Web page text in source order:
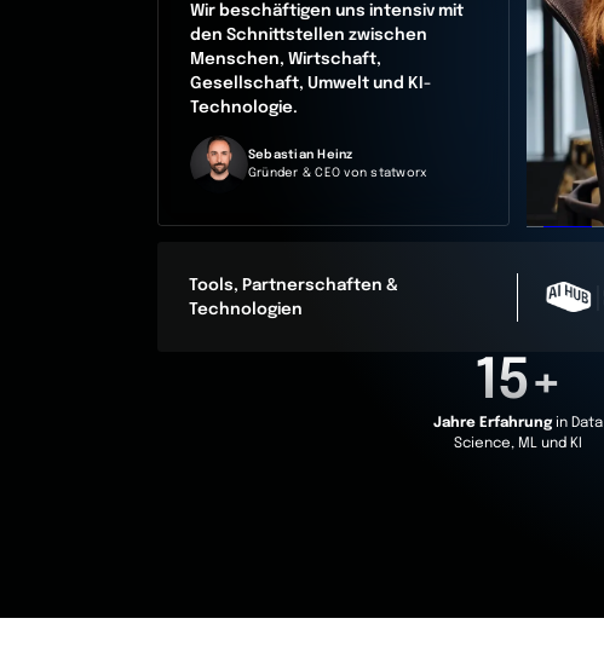
Wir beschäftigen uns intensiv mit
den Schnittstellen zwischen
Menschen, Wirtschaft,
Gesellschaft, Umwelt und KI-
Technologie.
Sebastian Heinz
Gründer & CEO von statworx
Tools, Partnerschaften &
Technologien
15+
Jahre Erfahrung in Data
Science, ML und KI